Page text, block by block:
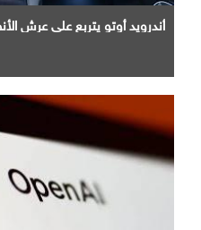
أندرويد أوتو يتربع علي عرش